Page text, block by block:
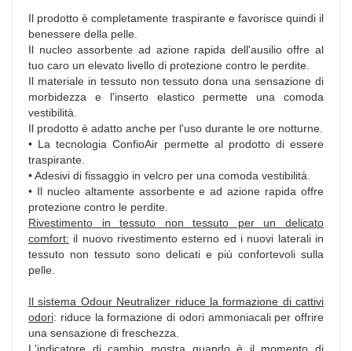
Il prodotto è completamente traspirante e favorisce quindi il
benessere della pelle.
Il nucleo assorbente ad azione rapida dell'ausilio offre al
tuo caro un elevato livello di protezione contro le perdite.
Il materiale in tessuto non tessuto dona una sensazione di
morbidezza e l'inserto elastico permette una comoda
vestibilità.
Il prodotto è adatto anche per l'uso durante le ore notturne.
• La tecnologia ConfioAir permette al prodotto di essere
traspirante.
• Adesivi di fissaggio in velcro per una comoda vestibilità.
• Il nucleo altamente assorbente e ad azione rapida offre
protezione contro le perdite.
Rivestimento in tessuto non tessuto per un delicato
comfort: il nuovo rivestimento esterno ed i nuovi laterali in
tessuto non tessuto sono delicati e più confortevoli sulla
pelle.
Il sistema Odour Neutralizer riduce la formazione di cattivi
odori: riduce la formazione di odori ammoniacali per offrire
una sensazione di freschezza.
L'indicatore di cambio mostra quando è il momento di